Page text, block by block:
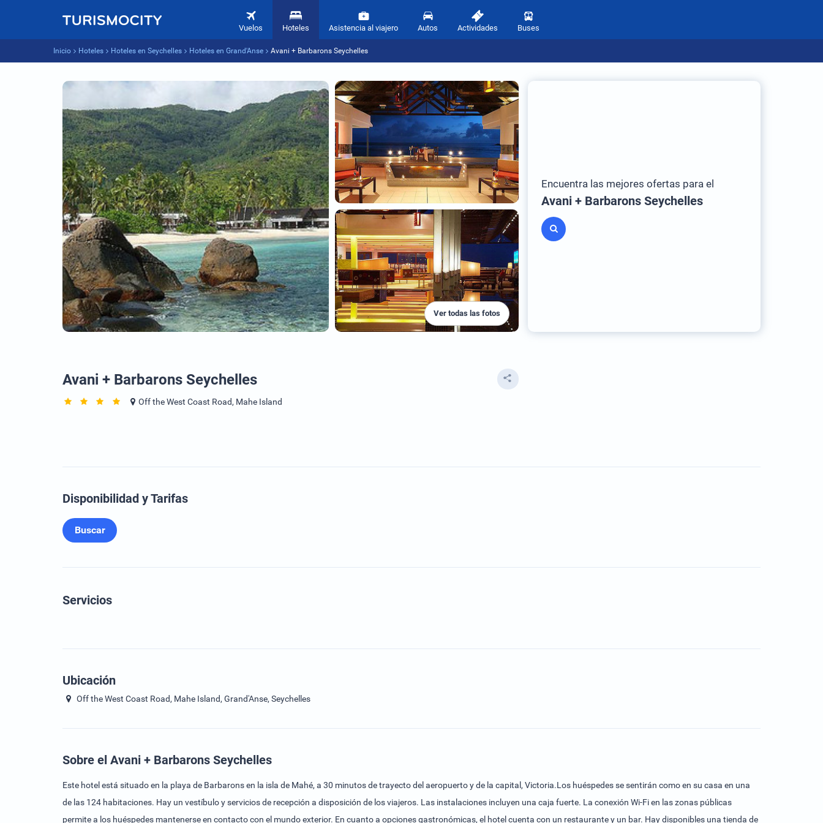
Vuelos Hoteles Asistencia al viajero Autos Actividades Buses
Inicio Hoteles Hoteles en Seychelles Hoteles en Grand'Anse Avani + Barbarons Seychelles
Ver todas las fotos
Encuentra las mejores ofertas para el
Avani + Barbarons Seychelles
Avani + Barbarons Seychelles
Off the West Coast Road, Mahe Island
Disponibilidad y Tarifas
Buscar
Servicios
Ubicación
Off the West Coast Road, Mahe Island, Grand'Anse, Seychelles
Sobre el Avani + Barbarons Seychelles
Este hotel está situado en la playa de Barbarons en la isla de Mahé, a 30 minutos de trayecto del aeropuerto y de la capital, Victoria.Los huéspedes se sentirán como en su casa en una
de las 124 habitaciones. Hay un vestíbulo y servicios de recepción a disposición de los viajeros. Las instalaciones incluyen una caja fuerte. La conexión Wi-Fi en las zonas públicas
permite a los huéspedes mantenerse en contacto con el mundo exterior. En cuanto a opciones gastronómicas, el hotel cuenta con un restaurante y un bar. Hay disponibles una tienda de